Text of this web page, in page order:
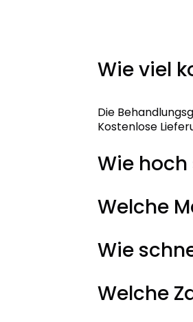
Wie viel
Die
Kostenlose
Wie
Welche
Wie
Welche